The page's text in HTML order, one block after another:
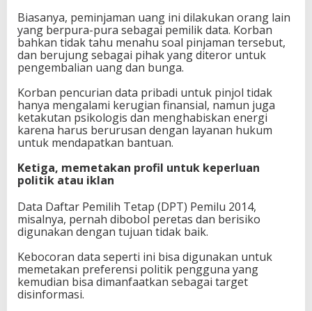
Biasanya, peminjaman uang ini dilakukan orang lain
yang berpura-pura sebagai pemilik data. Korban
bahkan tidak tahu menahu soal pinjaman tersebut,
dan berujung sebagai pihak yang diteror untuk
pengembalian uang dan bunga.
Korban pencurian data pribadi untuk pinjol tidak
hanya mengalami kerugian finansial, namun juga
ketakutan psikologis dan menghabiskan energi
karena harus berurusan dengan layanan hukum
untuk mendapatkan bantuan.
Ketiga, memetakan profil untuk keperluan
politik atau iklan
Data Daftar Pemilih Tetap (DPT) Pemilu 2014,
misalnya, pernah dibobol peretas dan berisiko
digunakan dengan tujuan tidak baik.
Kebocoran data seperti ini bisa digunakan untuk
memetakan preferensi politik pengguna yang
kemudian bisa dimanfaatkan sebagai target
disinformasi.